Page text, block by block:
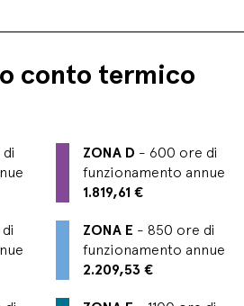
conto termico
di
di
ZONA D - 600 ore di
funzionamento annue
1.819,61 €
ZONA E - 850 ore di
funzionamento annue
2.209,53 €